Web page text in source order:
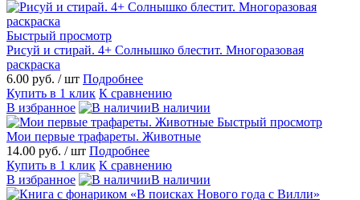
Быстрый просмотр
Рисуй и стирай. 4+ Солнышко блестит. Многоразовая
раскраска
6.00 руб. / шт Подробнее
Купить в 1 клик К сравнению
В избранное
В наличии
Быстрый просмотр
Мои первые трафареты. Животные
14.00 руб. / шт Подробнее
Купить в 1 клик К сравнению
В избранное
В наличии